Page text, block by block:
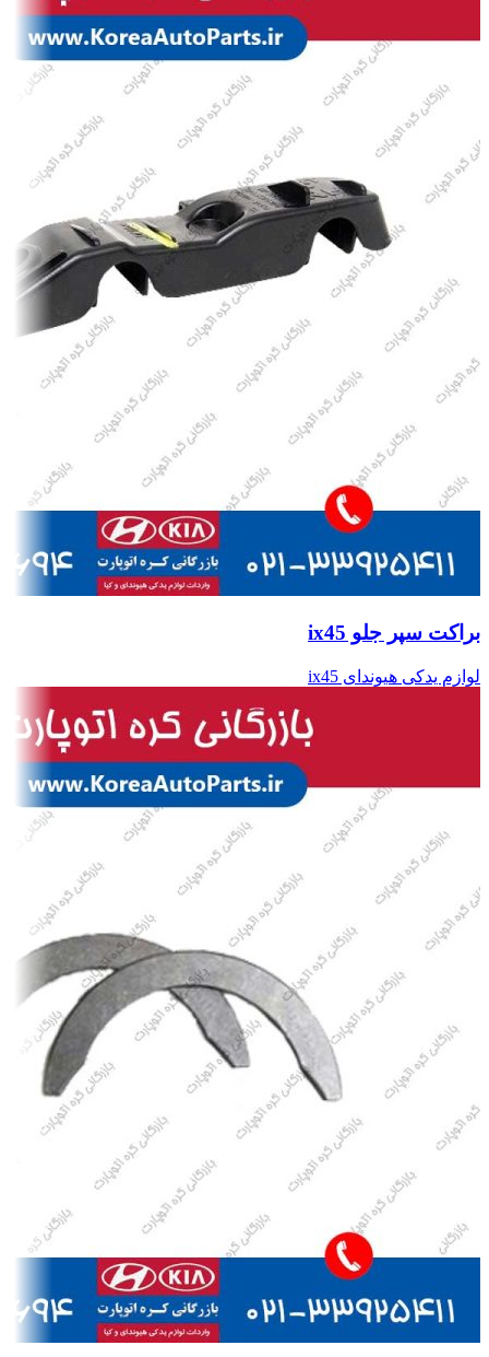
براکت سپر جلو ix45
لوازم یدکی هیوندای ix45